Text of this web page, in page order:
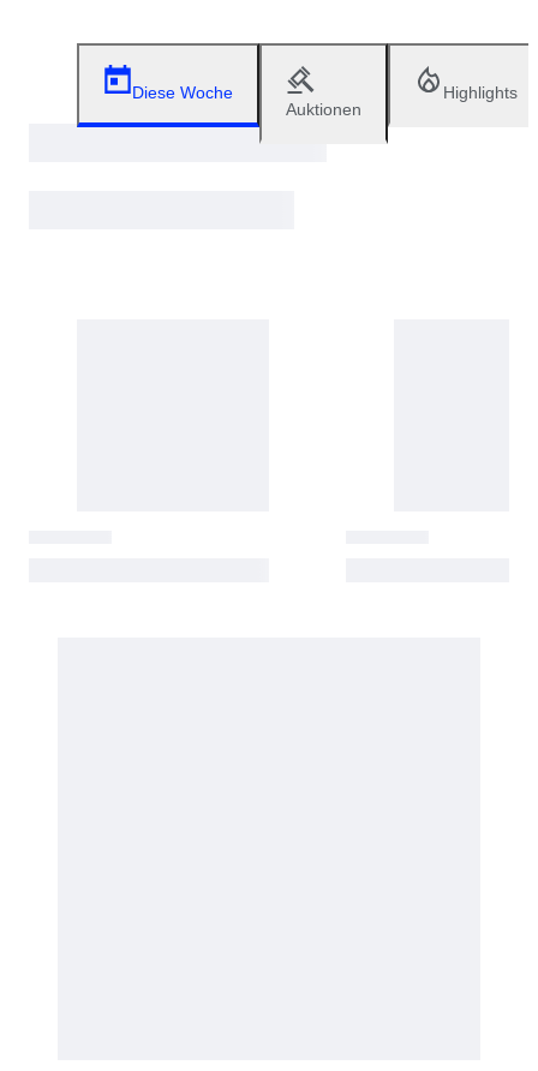
Diese Woche
Auktionen
Highlights